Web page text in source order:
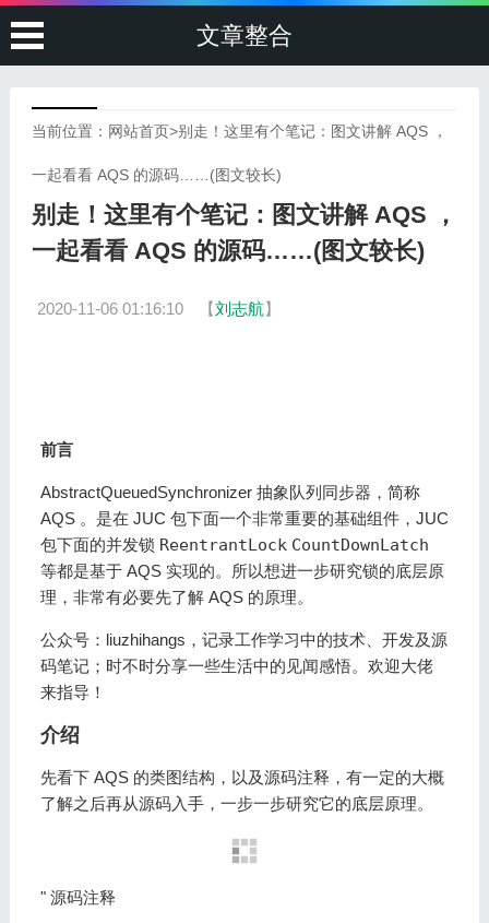
文章整合
当前位置： 网站首页>别走！这里有个笔记：图文讲解 AQS ，
一起看看 AQS 的源码……(图文较长)
别走！这里有个笔记：图文讲解 AQS ，
一起看看 AQS 的源码……(图文较长)
2020-11-06 01:16:10 【刘志航】
前言
AbstractQueuedSynchronizer 抽象队列同步器，简称
AQS 。是在 JUC 包下面一个非常重要的基础组件，JUC
包下面的并发锁 ReentrantLock CountDownLatch
等都是基于 AQS 实现的。所以想进一步研究锁的底层原
理，非常有必要先了解 AQS 的原理。
公众号：liuzhihangs，记录工作学习中的技术、开发及源
码笔记；时不时分享一些生活中的见闻感悟。欢迎大佬
来指导！
介绍
先看下 AQS 的类图结构，以及源码注释，有一定的大概
了解之后再从源码入手，一步一步研究它的底层原理。
" 源码注释